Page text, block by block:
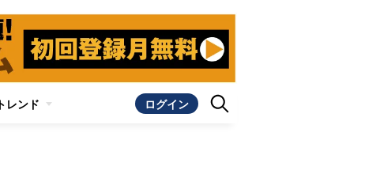
トレンド ログイン